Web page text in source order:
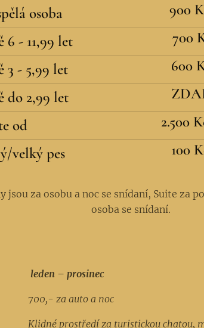
osoba
900
6 - 11,99 let
700
3 - 5,99 let
600
do 2,99 let
od
2.500
velký pes
100
jsou za osobu a noc se snídaní, Suite za
osoba se snídaní.
leden – prosinec
700,- za auto a noc
Klidné prostředí za turistickou chatou,